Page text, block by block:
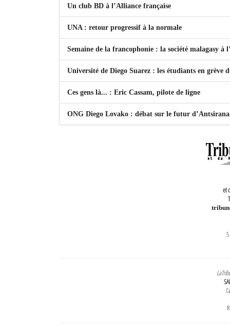
Un club BD à l’Alliance française
UNA : retour progressif à la normale
Semaine de la francophonie : la société malagasy à
Université de Diego Suarez : les étudiants en grève
Ces gens là... : Eric Cassam, pilote de ligne
ONG Diego Lovako : débat sur le futur
et